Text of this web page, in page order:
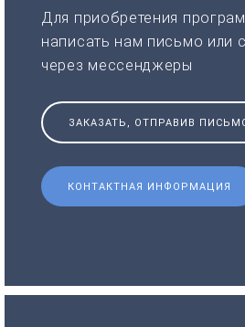
Для приобретения
написать нам письмо или
через мессенджеры
ЗАКАЗАТЬ, ОТПРАВИВ
КОНТАКТНАЯ ИНФОРМАЦИЯ